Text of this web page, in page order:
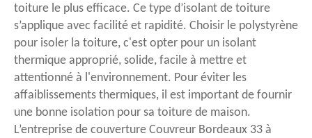
toiture le plus efficace. Ce type d’isolant de toiture
s’applique avec facilité et rapidité. Choisir le polystyrène
pour isoler la toiture, c'est opter pour un isolant
thermique approprié, solide, facile à mettre et
attentionné à l'environnement. Pour éviter les
affaiblissements thermiques, il est important de fournir
une bonne isolation pour sa toiture de maison.
L’entreprise de couverture Couvreur Bordeaux 33 à